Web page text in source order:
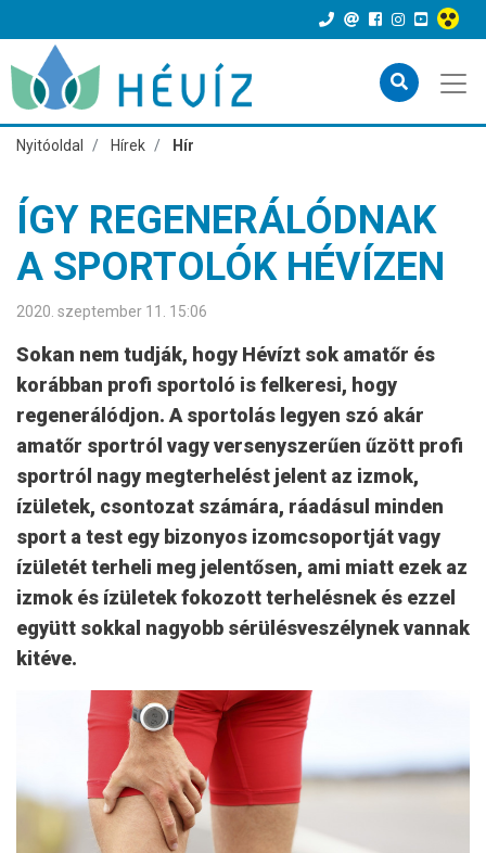
Nyitóoldal Hírek Hír
ÍGY REGENERÁLÓDNAK
A SPORTOLÓK HÉVÍZEN
2020. szeptember 11. 15:06
Sokan nem tudják, hogy Hévízt sok amatőr és
korábban profi sportoló is felkeresi, hogy
regenerálódjon. A sportolás legyen szó akár
amatőr sportról vagy versenyszerűen űzött profi
sportról nagy megterhelést jelent az izmok,
ízületek, csontozat számára, ráadásul minden
sport a test egy bizonyos izomcsoportját vagy
ízületét terheli meg jelentősen, ami miatt ezek az
izmok és ízületek fokozott terhelésnek és ezzel
együtt sokkal nagyobb sérülésveszélynek vannak
kitéve.